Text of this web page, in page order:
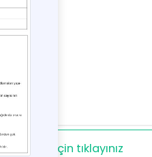
İndirmek için tıklayınız